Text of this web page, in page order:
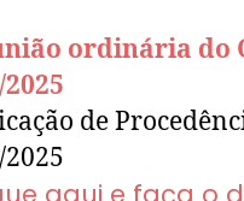
ordinária do
de